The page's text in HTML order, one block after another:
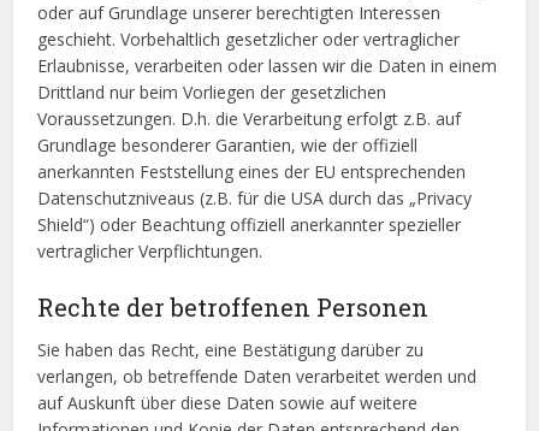
oder auf Grundlage unserer berechtigten Interessen
geschieht. Vorbehaltlich gesetzlicher oder vertraglicher
Erlaubnisse, verarbeiten oder lassen wir die Daten in einem
Drittland nur beim Vorliegen der gesetzlichen
Voraussetzungen. D.h. die Verarbeitung erfolgt z.B. auf
Grundlage besonderer Garantien, wie der offiziell
anerkannten Feststellung eines der EU entsprechenden
Datenschutzniveaus (z.B. für die USA durch das „Privacy
Shield“) oder Beachtung offiziell anerkannter spezieller
vertraglicher Verpflichtungen.
Rechte der betroffenen Personen
Sie haben das Recht, eine Bestätigung darüber zu
verlangen, ob betreffende Daten verarbeitet werden und
auf Auskunft über diese Daten sowie auf weitere